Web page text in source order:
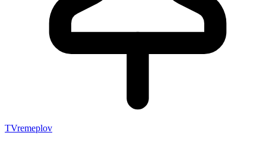
TVremeplov